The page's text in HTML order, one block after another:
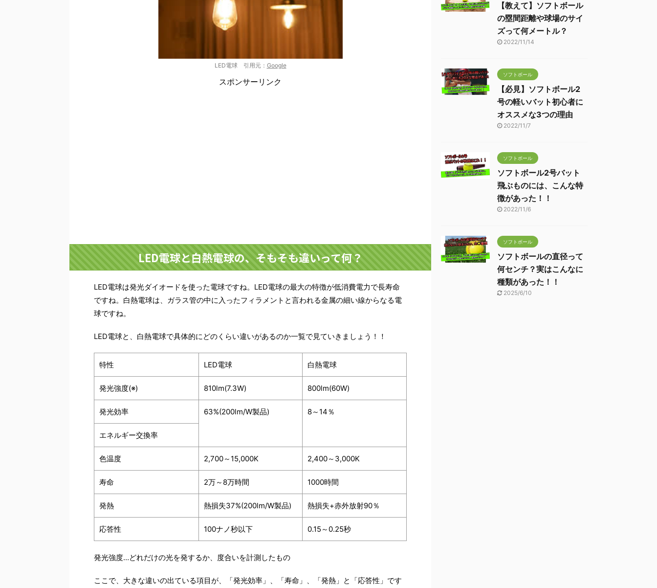
LED電球 引用元： Google
スポンサーリンク
LED電球と白熱電球の、そもそも違いって何？
LED電球は発光ダイオードを使った電球ですね。LED電球の最大の特徴が低消費電力で長寿命
ですね。白熱電球は、ガラス管の中に入ったフィラメントと言われる金属の細い線からなる電
球ですね。
LED電球と、白熱電球で具体的にどのくらい違いがあるのか一覧で見ていきましょう！！
特性 LED電球 白熱電球
発光強度(※) 810lm(7.3W) 800lm(60W)
発光効率 63%(200lm/W製品) 8～14％
エネルギー交換率
色温度 2,700～15,000K 2,400～3,000K
寿命 2万～8万時間 1000時間
発熱 熱損失37%(200lm/W製品) 熱損失+赤外放射90％
応答性 100ナノ秒以下 0.15～0.25秒
発光強度…どれだけの光を発するか、度合いを計測したもの
ここで、大きな違いの出ている項目が、「発光効率」、「寿命」、「発熱」と「応答性」です
【教えて】ソフトボール
の塁間距離や球場のサイ
ズって何メートル？
2022/11/14
ソフトボール
【必見】ソフトボール2
号の軽いバット初心者に
オススメな3つの理由
2022/11/7
ソフトボール
ソフトボール2号バット
飛ぶものには、こんな特
徴があった！！
2022/11/6
ソフトボール
ソフトボールの直径って
何センチ？実はこんなに
種類があった！！
2025/6/10